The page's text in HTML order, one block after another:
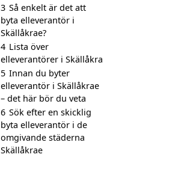
3 Så enkelt är det att
byta elleverantör i
Skällåkrae?
4 Lista över
elleverantörer i Skällåkra
5 Innan du byter
elleverantör i Skällåkrae
– det här bör du veta
6 Sök efter en skicklig
byta elleverantör i de
omgivande städerna
Skällåkrae